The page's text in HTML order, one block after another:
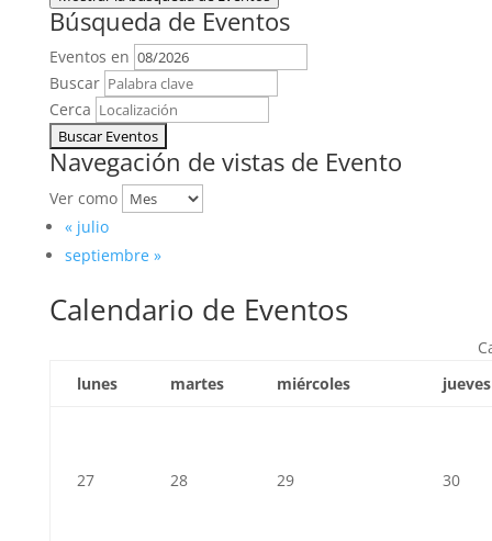
Búsqueda de Eventos
Eventos en
Buscar
Cerca
Navegación de vistas de Evento
Ver como
«julio
septiembre »
Calendario de Eventos
lunes
martes miércoles jueves
27 28 29 30